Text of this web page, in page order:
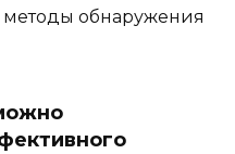
обнаружения